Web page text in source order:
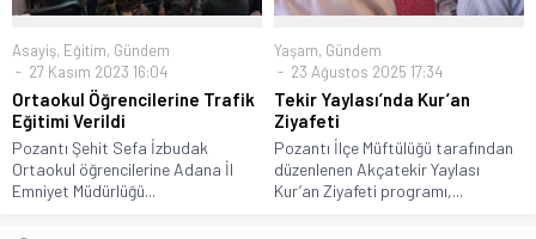
Asayiş, Eğitim, Gündem
27 Kasım 2023 16:04
Ortaokul Öğrencilerine Trafik
Eğitimi Verildi
Pozantı Şehit Sefa İzbudak
Ortaokul öğrencilerine Adana İl
Emniyet Müdürlüğü...
Yaşam, Gündem
23 Ağustos 2025 17:34
Tekir Yaylası’nda Kur’an
Ziyafeti
Pozantı İlçe Müftülüğü tarafından
düzenlenen Akçatekir Yaylası
Kur’an Ziyafeti programı,...